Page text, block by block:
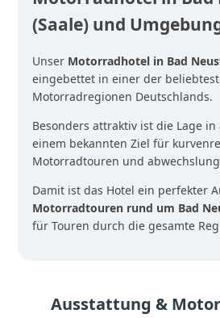
(Saale) und
Unser Motorradhotel in Bad
eingebettet in einer der
Motorradregionen Deutschlands.
Besonders attraktiv ist die Lage in
einem bekannten Ziel für
Motorradtouren und
Damit ist das Hotel ein perfekter
Motorradtouren rund um Bad
für Touren durch die gesamte
Ausstattung &